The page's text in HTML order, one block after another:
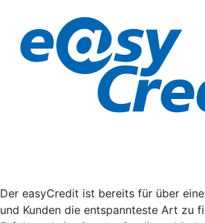
Der easyCredit ist bereits für über
und Kunden die entspannteste Art zu